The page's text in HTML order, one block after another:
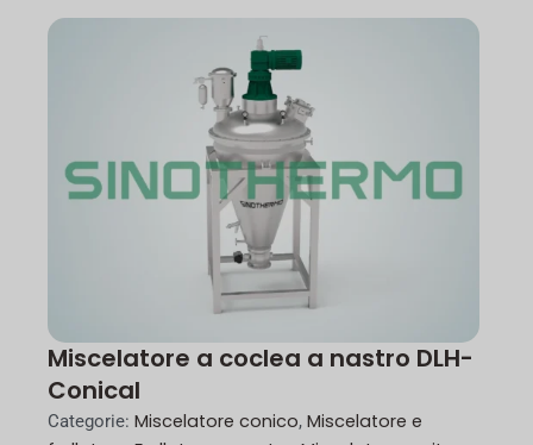
Miscelatore a coclea a nastro DLH-
Conical
Categorie: Miscelatore conico, Miscelatore e